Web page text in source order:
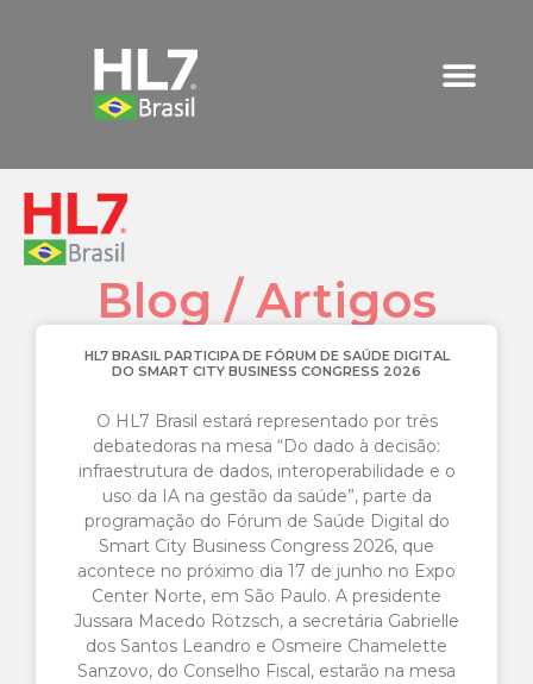
Blog / Artigos
HL7 BRASIL PARTICIPA DE FÓRUM DE SAÚDE DIGITAL
DO SMART CITY BUSINESS CONGRESS 2026
O HL7 Brasil estará representado por três
debatedoras na mesa “Do dado à decisão:
infraestrutura de dados, interoperabilidade e o
uso da IA na gestão da saúde”, parte da
programação do Fórum de Saúde Digital do
Smart City Business Congress 2026, que
acontece no próximo dia 17 de junho no Expo
Center Norte, em São Paulo. A presidente
Jussara Macedo Rötzsch, a secretária Gabrielle
dos Santos Leandro e Osmeire Chamelette
Sanzovo, do Conselho Fiscal, estarão na mesa